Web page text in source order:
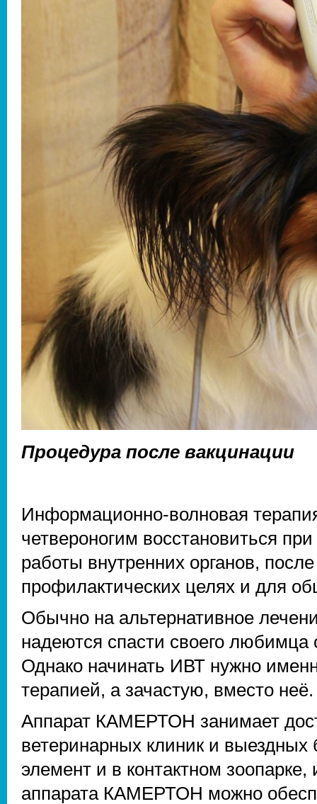
Процедура после вакцинации
Информационно-волновая
четвероногим восстановиться
работы внутренних органов,
профилактических целях и для
Обычно на альтернативное
надеются спасти своего
Однако начинать ИВТ нужно
терапией, а зачастую, вместо неё.
Аппарат КАМЕРТОН занимает
ветеринарных клиник и
элемент и в контактном
аппарата КАМЕРТОН можно